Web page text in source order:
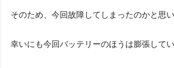
そのため、今回故障してしまったのかと思い
幸いにも今回バッテリーのほうは膨張してい